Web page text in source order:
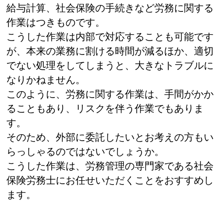
給与計算、社会保険の手続きなど労務に関する
作業はつきものです。
こうした作業は内部で対応することも可能です
が、本来の業務に割ける時間が減るほか、適切
でない処理をしてしまうと、大きなトラブルに
なりかねません。
このように、労務に関する作業は、手間がかか
ることもあり、リスクを伴う作業でもありま
す。
そのため、外部に委託したいとお考えの方もい
らっしゃるのではないでしょうか。
こうした作業は、労務管理の専門家である社会
保険労務士にお任せいただくことをおすすめし
ます。